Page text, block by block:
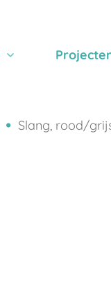
Slang, rood/